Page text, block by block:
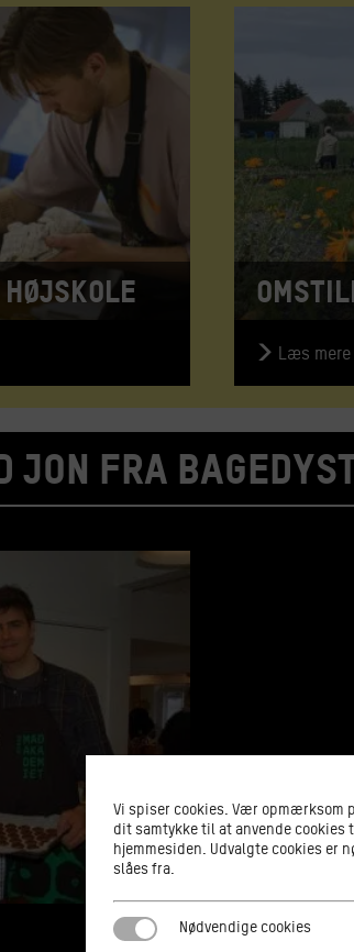
højskole
Læs mere
Jon fra
Vi spiser cookies. Vær opmærksom
dit samtykke til at anvende
hjemmesiden. Udvalgte cookies er
slåes fra.
Nødvendige cookies
Nødvendige cookies